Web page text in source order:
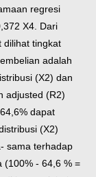
regresi
X4. Dari
dilihat tingkat
adalah
(X2) dan
adjusted (R2)
dapat
(X2)
sama terhadap
(100% - 64,6 % =